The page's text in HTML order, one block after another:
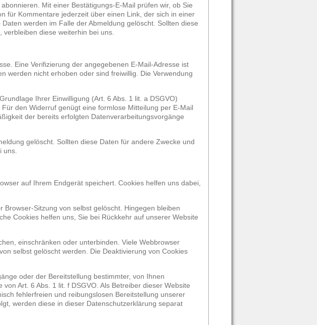
Mit einer Bestätigungs-E-Mail prüfen wir, ob Sie
für Kommentare jederzeit über einen Link, der sich in einer
werden im Falle der Abmeldung gelöscht. Sollten diese
diese weiterhin bei uns.
Eine Verifizierung der angegebenen E-Mail-Adresse ist
werden nicht erhoben oder sind freiwillig. Die Verwendung
Ihrer Einwilligung (Art. 6 Abs. 1 lit. a DSGVO)
den Widerruf genügt eine formlose Mitteilung per E-Mail
der bereits erfolgten Datenverarbeitungsvorgänge
gelöscht. Sollten diese Daten für andere Zwecke und
uns.
auf Ihrem Endgerät speichert. Cookies helfen uns dabei,
Browser-Sitzung von selbst gelöscht. Hingegen bleiben
Cookies helfen uns, Sie bei Rückkehr auf unserer Website
einschränken oder unterbinden. Viele Webbrowser
selbst gelöscht werden. Die Deaktivierung von Cookies
oder der Bereitstellung bestimmter, von Ihnen
Art. 6 Abs. 1 lit. f DSGVO. Als Betreiber dieser Website
fehlerfreien und reibungslosen Bereitstellung unserer
werden diese in dieser Datenschutzerklärung separat